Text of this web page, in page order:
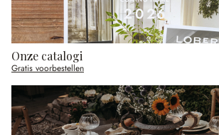
Onze catalogi
Gratis voorbestellen